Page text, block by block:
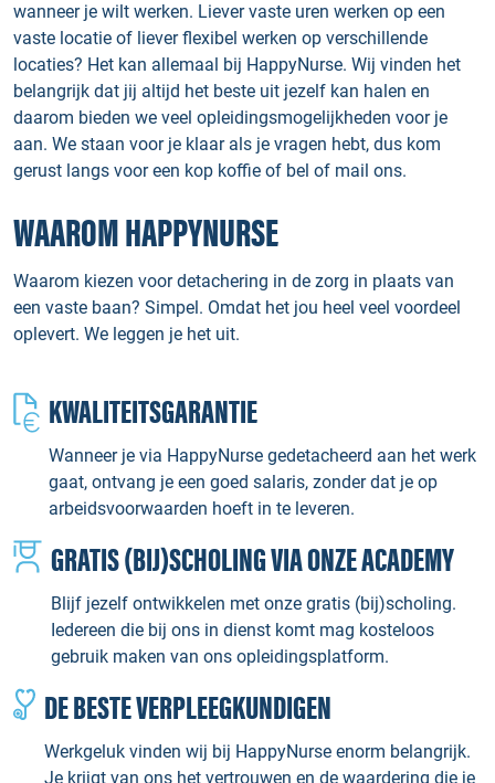
wanneer je wilt werken. Liever vaste uren werken op een
vaste locatie of liever flexibel werken op verschillende
locaties? Het kan allemaal bij HappyNurse. Wij vinden het
belangrijk dat jij altijd het beste uit jezelf kan halen en
daarom bieden we veel opleidingsmogelijkheden voor je
aan. We staan voor je klaar als je vragen hebt, dus kom
gerust langs voor een kop koffie of bel of mail ons.
WAAROM HAPPYNURSE
Waarom kiezen voor detachering in de zorg in plaats van
een vaste baan? Simpel. Omdat het jou heel veel voordeel
oplevert. We leggen je het uit.
KWALITEITSGARANTIE
Wanneer je via HappyNurse gedetacheerd aan het werk
gaat, ontvang je een goed salaris, zonder dat je op
arbeidsvoorwaarden hoeft in te leveren.
GRATIS (BIJ)SCHOLING VIA ONZE ACADEMY
Blijf jezelf ontwikkelen met onze gratis (bij)scholing.
Iedereen die bij ons in dienst komt mag kosteloos
gebruik maken van ons opleidingsplatform.
DE BESTE VERPLEEGKUNDIGEN
Werkgeluk vinden wij bij HappyNurse enorm belangrijk.
Je krijgt van ons het vertrouwen en de waardering die je